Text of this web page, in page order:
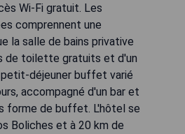
Wi-Fi gratuit. Les
comprennent une
la salle de bains privative
de toilette gratuits et d'un
déjeuner buffet varié
accompagné d'un bar et
forme de buffet. L'hôtel se
Boliches et à 20 km de